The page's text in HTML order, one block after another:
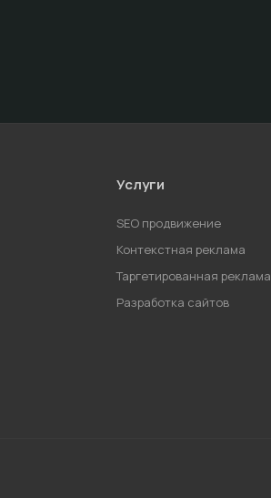
Услуги
SEO продвижение
Контекстная реклама
Таргетированная реклама
Разработка сайтов